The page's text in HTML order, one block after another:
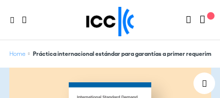
Home Práctica internacional estándar para garantías a primer